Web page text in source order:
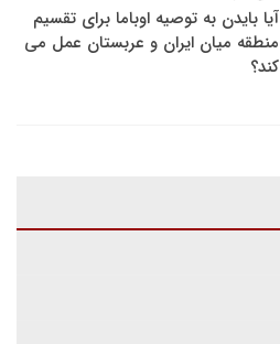
آیا بایدن به توصیه اوباما برای تقسیم
منطقه میان ایران و عربستان عمل می
کند؟